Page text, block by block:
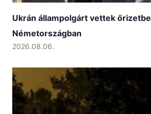
Ukrán állampolgárt vettek őrizetbe
Németországban
2026.08.06.